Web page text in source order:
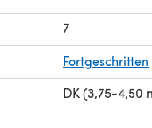
7
Fortgeschritten
DK (3,75-4,50